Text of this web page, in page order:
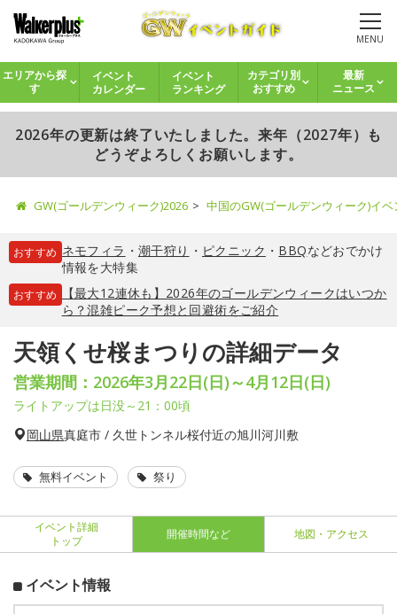
MENU
エリアから探
す
イベント
カレンダー
イベント
ランキング
カテゴリ別
おすすめ
最新
ニュース
2026年の更新は終了いたしました。来年（2027年）も
どうぞよろしくお願いします。
GW(ゴールデンウィーク)2026 中国のGW(ゴールデンウィーク)イ
おすすめ ネモフィラ ・ 潮干狩り ・ ピクニック ・ BBQなどおでかけ
情報を大特集
おすすめ
【最大12連休も】2026年のゴールデンウィークはいつか
ら？混雑ピーク予想と回避術をご紹介
天領くせ桜まつりの詳細データ
営業期間：2026年3月22日(日)～4月12日(日)
ライトアップは日没～21：00頃
岡山県真庭市 / 久世トンネル桜付近の旭川河川敷
無料イベント 祭り
イベント詳細
トップ
開催時間など 地図・アクセス
イベント情報